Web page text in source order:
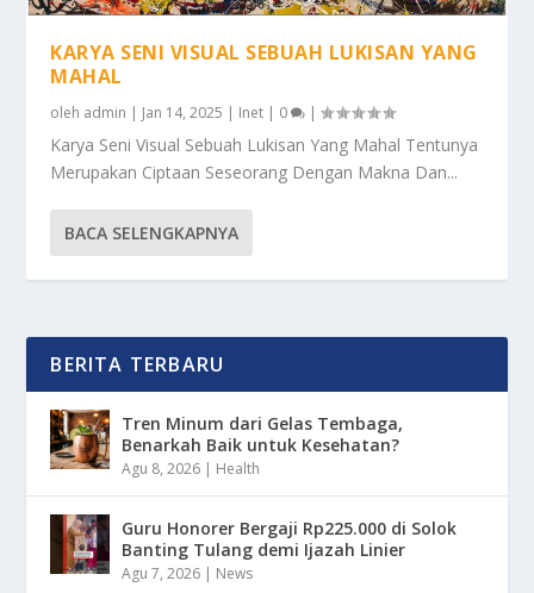
KARYA SENI VISUAL SEBUAH LUKISAN YANG
MAHAL
oleh admin | Jan 14, 2025 | Inet | 0 |
Karya Seni Visual Sebuah Lukisan Yang Mahal Tentunya
Merupakan Ciptaan Seseorang Dengan Makna Dan...
BACA SELENGKAPNYA
BERITA TERBARU
Tren Minum dari Gelas Tembaga,
Benarkah Baik untuk Kesehatan?
Agu 8, 2026 | Health
Guru Honorer Bergaji Rp225.000 di Solok
Banting Tulang demi Ijazah Linier
Agu 7, 2026 | News